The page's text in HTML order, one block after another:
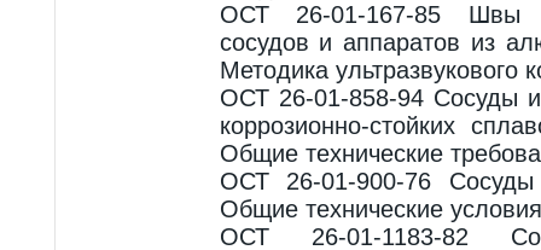
ОСТ 26-01-167-85 Швы
сосудов и аппаратов из
Методика ультразвукового
ОСТ 26-01-858-94 Сосуды
коррозионно-стойких
Общие технические
ОСТ 26-01-900-76
Общие технические
ОСТ 26-01-1183-82